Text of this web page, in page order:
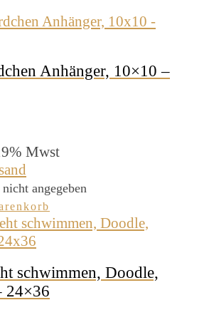
Anhänger, 10×10 –
Mwst
angegeben
schwimmen, Doodle,
24×36